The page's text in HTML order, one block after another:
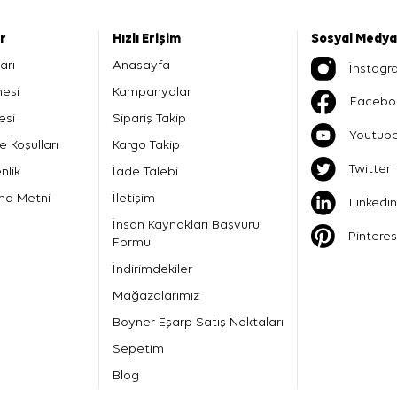
Koşulları
Metni
Hızlı Erişim
Anasayfa
Kampanyalar
Sipariş Takip
Kargo Takip
İade Talebi
İletişim
İnsan Kaynakları Başvuru
Formu
İndirimdekiler
Mağazalarımız
Boyner Eşarp Satış Noktaları
Sepetim
Blog
Sosyal Medya
Twitter
Linkedin